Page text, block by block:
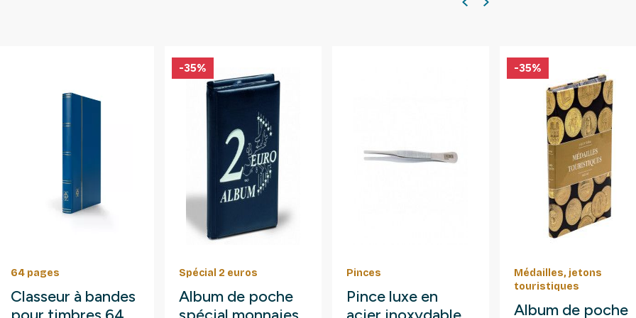
Cartes de classement
Pack de 300
Appareil d'expertise
Lampe UV
Placomusophilie
Album pour
Soin pour timbres
ERNI - Décolle
-15%